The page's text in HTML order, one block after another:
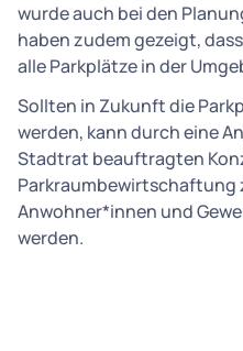
wurde auch bei den
haben zudem gezeigt,
alle Parkplätze in der
Sollten in Zukunft die
werden, kann durch eine
Stadtrat beauftragten
Parkraumbewirtschaftung
Anwohner*innen und
werden.